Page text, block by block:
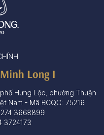
Long I
Hưng Lộc, phường Thuận
Nam - Mã BCQG: 75216
3668899
3724173